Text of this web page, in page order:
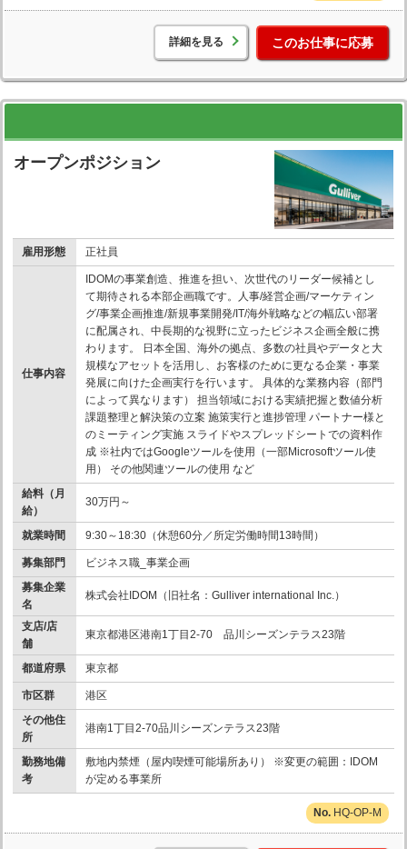
詳細を見る このお仕事に応募
オープンポジション
雇用形態 正社員
仕事内容
IDOMの事業創造、推進を担い、次世代のリーダー候補とし
て期待される本部企画職です。人事/経営企画/マーケティン
グ/事業企画推進/新規事業開発/IT/海外戦略などの幅広い部署
に配属され、中長期的な視野に立ったビジネス企画全般に携
わります。 日本全国、海外の拠点、多数の社員やデータと大
規模なアセットを活用し、お客様のために更なる企業・事業
発展に向けた企画実行を行います。 具体的な業務内容（部門
によって異なります） 担当領域における実績把握と数値分析
課題整理と解決策の立案 施策実行と進捗管理 パートナー様と
のミーティング実施 スライドやスプレッドシートでの資料作
成 ※社内ではGoogleツールを使用（一部Microsoftツール使
用） その他関連ツールの使用 など
給料（月
給）
30万円～
就業時間 9:30～18:30（休憩60分／所定労働時間13時間）
募集部門
ビジネス職_事業企画
募集企業
名
株式会社IDOM（旧社名：Gulliver international Inc.）
支店/店
舗
東京都港区港南1丁目2-70 品川シーズンテラス23階
都道府県 東京都
市区群
港区
その他住
所
港南1丁目2-70品川シーズンテラス23階
勤務地備
考
敷地内禁煙（屋内喫煙可能場所あり） ※変更の範囲：IDOM
が定める事業所
HQ-OP-M